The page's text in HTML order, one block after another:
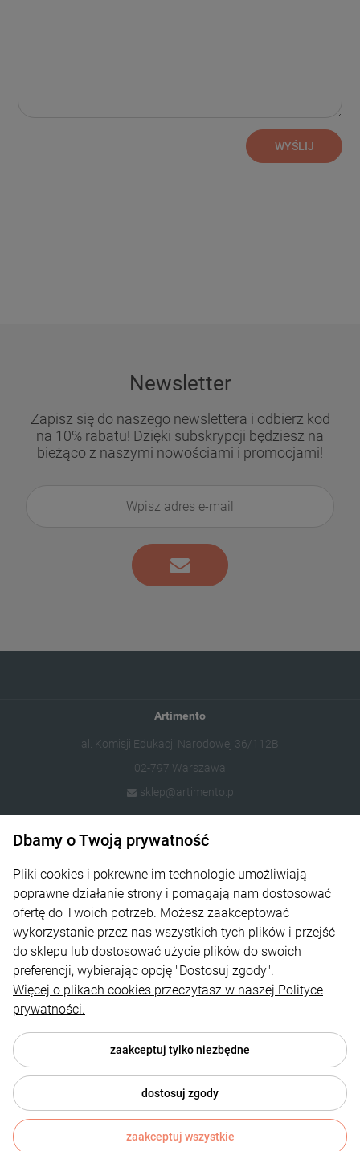
WYŚLIJ
Newsletter
Zapisz się do naszego newslettera i odbierz kod
na 10% rabatu! Dzięki subskrypcji będziesz na
bieżąco z naszymi nowościami i promocjami!
Artimento
al. Komisji Edukacji Narodowej 36/112B
02-797 Warszawa
sklep@artimento.pl
Informacje
Sklep
Na skróty
Strefa Klienta
© 2026 artimento.pl . Wszelkie prawa zastrzeżone.
Premium
Dbamy o Twoją prywatność
Pliki cookies i pokrewne im technologie umożliwiają
poprawne działanie strony i pomagają nam dostosować
ofertę do Twoich potrzeb. Możesz zaakceptować
wykorzystanie przez nas wszystkich tych plików i przejść
do sklepu lub dostosować użycie plików do swoich
preferencji, wybierając opcję "Dostosuj zgody".
Więcej o plikach cookies przeczytasz w naszej Polityce
prywatności.
zaakceptuj tylko niezbędne
dostosuj zgody
zaakceptuj wszystkie